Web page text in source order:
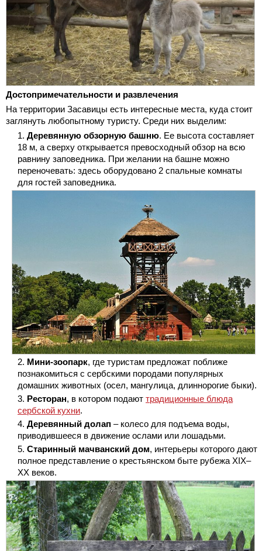
Достопримечательности и развлечения
На территории Засавицы есть интересные места, куда стоит
заглянуть любопытному туристу. Среди них выделим:
Деревянную обзорную башню. Ее высота составляет
18 м, а сверху открывается превосходный обзор на всю
равнину заповедника. При желании на башне можно
переночевать: здесь оборудовано 2 спальные комнаты
для гостей заповедника.
Мини-зоопарк, где туристам предложат поближе
познакомиться с сербскими породами популярных
домашних животных (осел, мангулица, длиннорогие быки).
Ресторан, в котором подают традиционные блюда
сербской кухни.
Деревянный долап – колесо для подъема воды,
приводившееся в движение ослами или лошадьми.
Старинный мачванский дом, интерьеры которого дают
полное представление о крестьянском быте рубежа XIX‒
ХХ веков.